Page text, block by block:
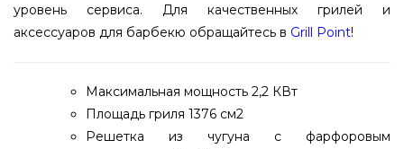
уровень сервиса. Для качественных грилей и
аксессуаров для барбекю обращайтесь в Grill Point!
Максимальная мощность 2,2 КВт
Площадь гриля 1376 см2
Решетка из чугуна с фарфоровым